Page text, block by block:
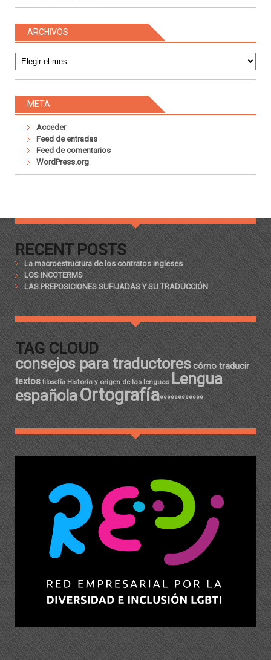
ARCHIVOS
META
Acceder
Feed de entradas
Feed de comentarios
WordPress.org
RECENT POSTS
La macroestructura de los contratos ingleses
LOS INCOTERMS
LAS PREPOSICIONES SUFIJADAS Y SU TRADUCCIÓN
TAG CLOUD
consejos para traductorescómo traducir
textos filosofía Historia y origen de las lenguas Lengua
españolaOrtografíaºººººººººººº